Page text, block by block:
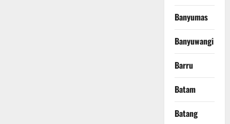
Banyumas
Banyuwangi
Barru
Batam
Batang